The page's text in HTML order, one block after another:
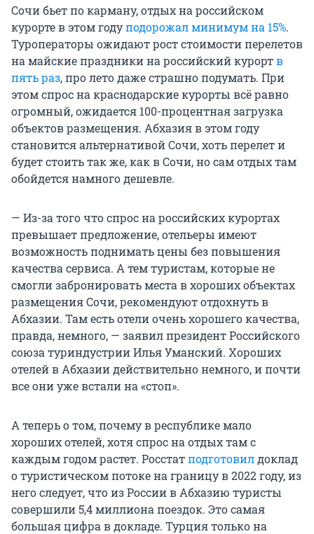
Сочи бьет по карману, отдых на российском
курорте в этом годуподорожал минимум на 15%.
Туроператоры ожидают рост стоимости перелетов
на майские праздники на российский курортв
пять раз, про лето даже страшно подумать. При
этом спрос на краснодарские курорты всё равно
огромный, ожидается 100-процентная загрузка
объектов размещения. Абхазия в этом году
становится альтернативой Сочи, хоть перелет и
будет стоить так же, как в Сочи, но сам отдых там
обойдется намного дешевле.
— Из-за того что спрос на российских курортах
превышает предложение, отельеры имеют
возможность поднимать цены без повышения
качества сервиса. А тем туристам, которые не
смогли забронировать места в хороших объектах
размещения Сочи, рекомендуют отдохнуть в
Абхазии. Там есть отели очень хорошего качества,
правда, немного, — заявил президент Российского
союза туриндустрии Илья Уманский. Хороших
отелей в Абхазии действительно немного, и почти
все они уже встали на «стоп».
А теперь о том, почему в республике мало
хороших отелей, хотя спрос на отдых там с
каждым годом растет. Росстатподготовилдоклад
о туристическом потоке на границу в 2022 году, из
него следует, что из России в Абхазию туристы
совершили 5,4 миллиона поездок. Это самая
большая цифра в докладе. Турция только на